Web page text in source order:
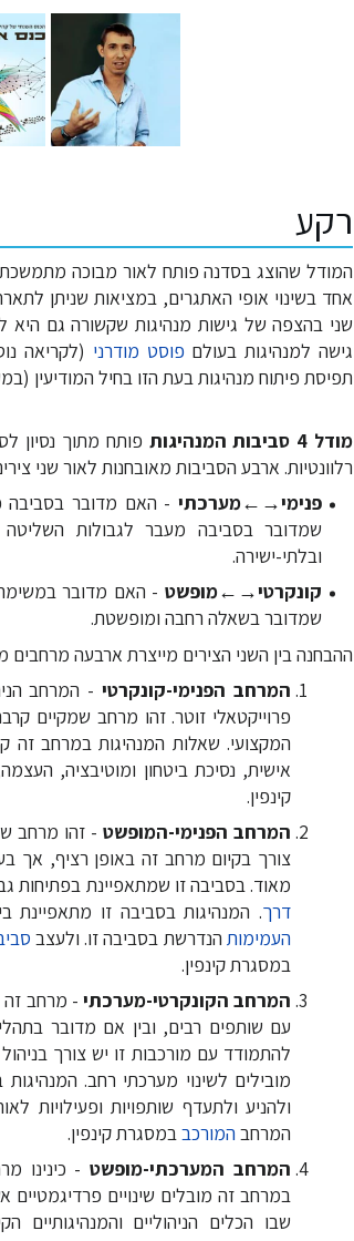
רקע
המודל שהוצג בסדנה פותח לאור מבוכה מתמשכת
אחד בשינוי אופי האתגרים, במציאות שניתן
שני בהצפה של גישות מנהיגות שקשורה גם
גישה למנהיגות בעולם פוסט מודרני (לקריאה
תפיסת פיתוח מנהיגות בעת הזו בחיל המודיעין
מודל 4 סביבות המנהיגות
פותח מתוך נסיון
רלוונטיות. ארבע הסביבות מאובחנות לאור שני
פנימי→←מערכתי - האם מדובר בסביבה
שמדובר בסביבה מעבר לגבולות השליטה
ובלתי-ישירה.
קונקרטי→←מופשט - האם מדובר במשימה
שמדובר בשאלה רחבה ומופשטת.
ההבחנה בין השני הצירים מייצרת ארבעה מרחבים
המרחב הפנימי-קונקרטי- המרחב
פרוייקטאלי זוטר. זהו מרחב שמקיים
המקצועי. שאלות המנהיגות במרחב זה
אישית, נסיכת ביטחון ומוטיבציה,
קינפין.
המרחב הפנימי-המופשט- זהו מרחב
צורך בקיום מרחב זה באופן רציף, אך
מאוד. בסביבה זו שמתאפיינת בפתיחות
דרך. המנהיגות בסביבה זו מתאפיינת
העמימות הנדרשת בסביבה זו. ולעצב
במסגרת קינפין.
המרחב הקונקרטי-מערכתי - מרחב זה
עם שותפים רבים, ובין אם מדובר
להתמודד עם מורכבות זו יש צורך
מובילים לשינוי מערכתי רחב.
ולהניע ולתעדף שותפויות ופעילויות
המרחבהמורכב במסגרת קינפין.
המרחב המערכתי-מופשט
במרחב זה מובלים שינויים
שבו הכלים הניהוליים